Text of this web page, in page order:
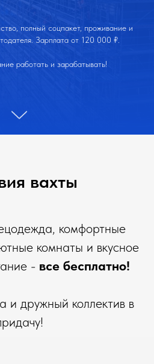
полный соцпакет, проживание и
Зарплата от 120 000 ₽.
работать и зарабатывать!
вахты
комфортные
комнаты и вкусное
- все бесплатно!
дружный коллектив в